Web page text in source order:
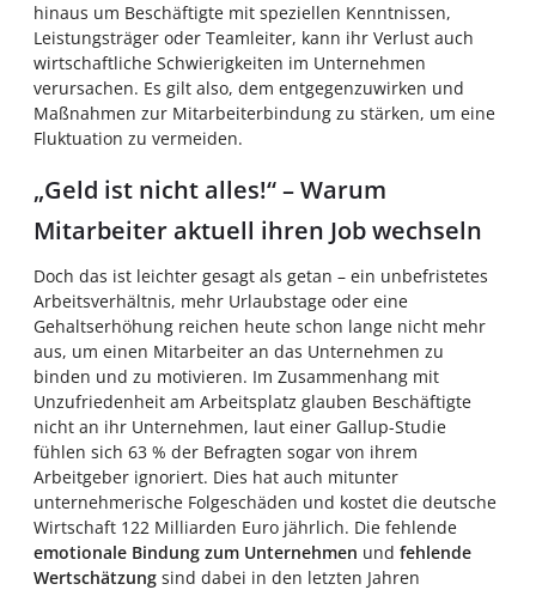
hinaus um Beschäftigte mit speziellen Kenntnissen,
Leistungsträger oder Teamleiter, kann ihr Verlust auch
wirtschaftliche Schwierigkeiten im Unternehmen
verursachen. Es gilt also, dem entgegenzuwirken und
Maßnahmen zur Mitarbeiterbindung zu stärken, um eine
Fluktuation zu vermeiden.
„Geld ist nicht alles!“ – Warum
Mitarbeiter aktuell ihren Job wechseln
Doch das ist leichter gesagt als getan – ein unbefristetes
Arbeitsverhältnis, mehr Urlaubstage oder eine
Gehaltserhöhung reichen heute schon lange nicht mehr
aus, um einen Mitarbeiter an das Unternehmen zu
binden und zu motivieren. Im Zusammenhang mit
Unzufriedenheit am Arbeitsplatz glauben Beschäftigte
nicht an ihr Unternehmen, laut einer Gallup-Studie
fühlen sich 63 % der Befragten sogar von ihrem
Arbeitgeber ignoriert. Dies hat auch mitunter
unternehmerische Folgeschäden und kostet die deutsche
Wirtschaft 122 Milliarden Euro jährlich. Die fehlende
emotionale Bindung zum Unternehmen und fehlende
Wertschätzung sind dabei in den letzten Jahren